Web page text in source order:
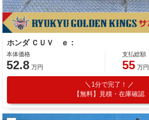
ホンダ ＣＵＶ ｅ：
本体価格
52.8 万円
支払総額
55 万円
1分で完了！
【無料】見積・在庫確認